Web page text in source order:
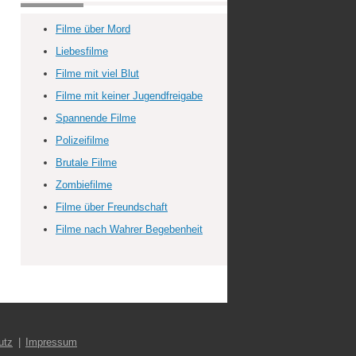
Filme über Mord
Liebesfilme
Filme mit viel Blut
Filme mit keiner Jugendfreigabe
Spannende Filme
Polizeifilme
Brutale Filme
Zombiefilme
Filme über Freundschaft
Filme nach Wahrer Begebenheit
Impressum